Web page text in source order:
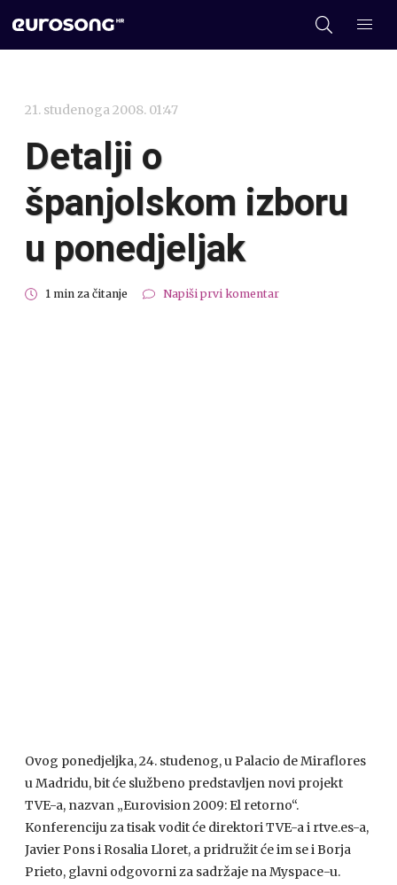
21. studenoga 2008. 01:47
Detalji o
španjolskom izboru
u ponedjeljak
1 min za čitanje Napiši prvi komentar
Ovog ponedjeljka, 24. studenog, u Palacio de Miraflores
u Madridu, bit će službeno predstavljen novi projekt
TVE-a, nazvan „Eurovision 2009: El retorno“.
Konferenciju za tisak vodit će direktoriTVE-a i rtve.es-a,
Javier Pons i Rosalia Lloret, a pridružit će im se i Borja
Prieto, glavni odgovorni za sadržaje na Myspace-u.